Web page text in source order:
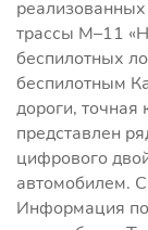
трассы М–11
беспилотных
беспилотным
дороги,
представлен
цифрового
автомобилем.
Информация